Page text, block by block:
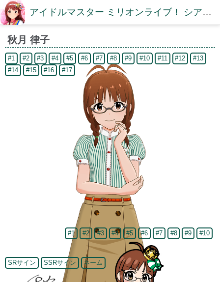
アイドルマスター ミリオンライブ！ シアターデイズDB【ミリシタDB】
秋月 律子
#1 #2 #3 #4 #5 #6 #7 #8 #9 #10 #11 #12
#13
#14
#15 #16 #17
#1 #2 #3 #4 #5 #6 #7 #8 #9 #10
SRサイン SSRサイン ネーム